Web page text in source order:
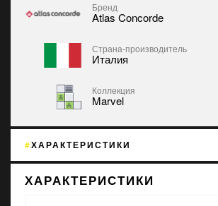
Бренд
Atlas Concorde
Страна-производитель
Италия
Коллекция
Marvel
ХАРАКТЕРИСТИКИ
ХАРАКТЕРИСТИКИ